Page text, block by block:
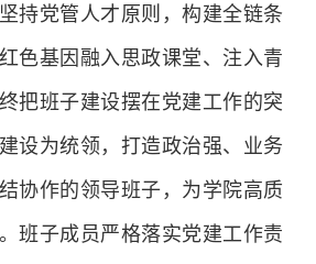
持党管人才原则，构建全链条
色基因融入思政课堂、注入青
把班子建设摆在党建工作的突
设为统领，打造政治强、业务
协作的领导班子，为学院高质
班子成员严格落实党建工作责